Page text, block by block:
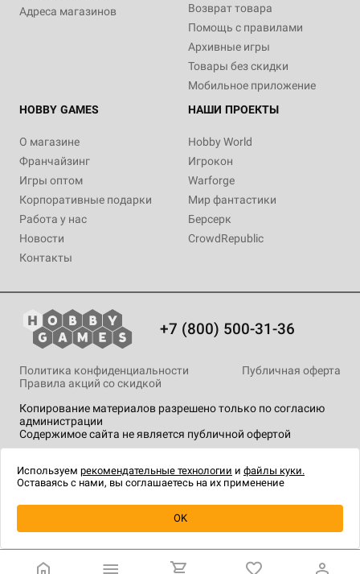
Уведомить о наличии
Адреса магазинов
Возврат товара
Помощь с правилами
Архивные игры
Товары без скидки
Мобильное приложение
HOBBY GAMES
О магазине
Франчайзинг
Игры оптом
Корпоративные подарки
Работа у нас
Новости
Контакты
НАШИ ПРОЕКТЫ
Hobby World
Игрокон
Warforge
Мир фантастики
Берсерк
CrowdRepublic
+7 (800) 500-31-36
Копирование материалов разрешено только по согласию
администрации
Содержимое сайта не является публичной офертой
Политика конфиденциальности
Публичная оферта
Правила акций со скидкой
технологии.
Используем рекомендательные технологии и файлы куки.
Оставаясь с нами, вы соглашаетесь на их применение
OK